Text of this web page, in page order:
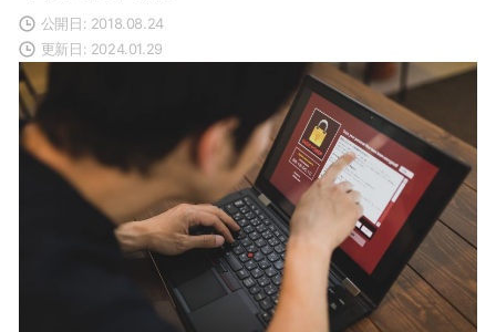
公開日: 2018.08.24
更新日: 2024.01.29